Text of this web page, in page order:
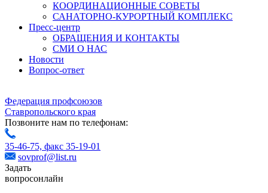
КООРДИНАЦИОННЫЕ СОВЕТЫ
САНАТОРНО-КУРОРТНЫЙ КОМПЛЕКС
Пресс-центр
ОБРАЩЕНИЯ И КОНТАКТЫ
СМИ О НАС
Новости
Вопрос-ответ
Федерация профсоюзов
Ставропольского края
Позвоните нам по телефонам:
35-46-75, факс 35-19-01
sovprof@list.ru
Задать
вопросонлайн